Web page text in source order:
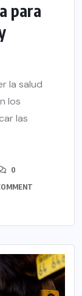
para
la salud
los
las
0